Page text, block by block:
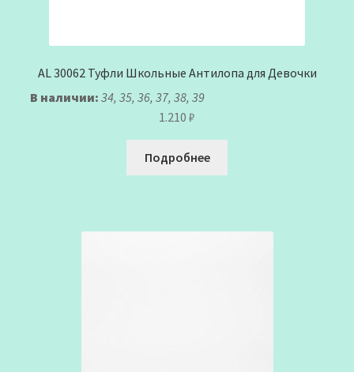
AL 30062 Туфли Школьные Антилопа для Девочки
В наличии: 34, 35, 36, 37, 38, 39
1.210 ₽
Подробнее